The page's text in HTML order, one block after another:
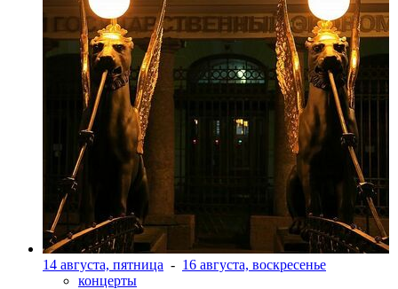
14 августа, пятница - 16 августа, воскресенье
концерты